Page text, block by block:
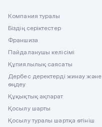
Компания туралы
Біздің серіктестер
Франшиза
Пайдаланушы келісімі
Құпиялылық саясаты
Дербес деректерді жинау және
өңдеу
Құқықтық ақпарат
Қосылу шарты
Қосылу туралы шартқа өтініш